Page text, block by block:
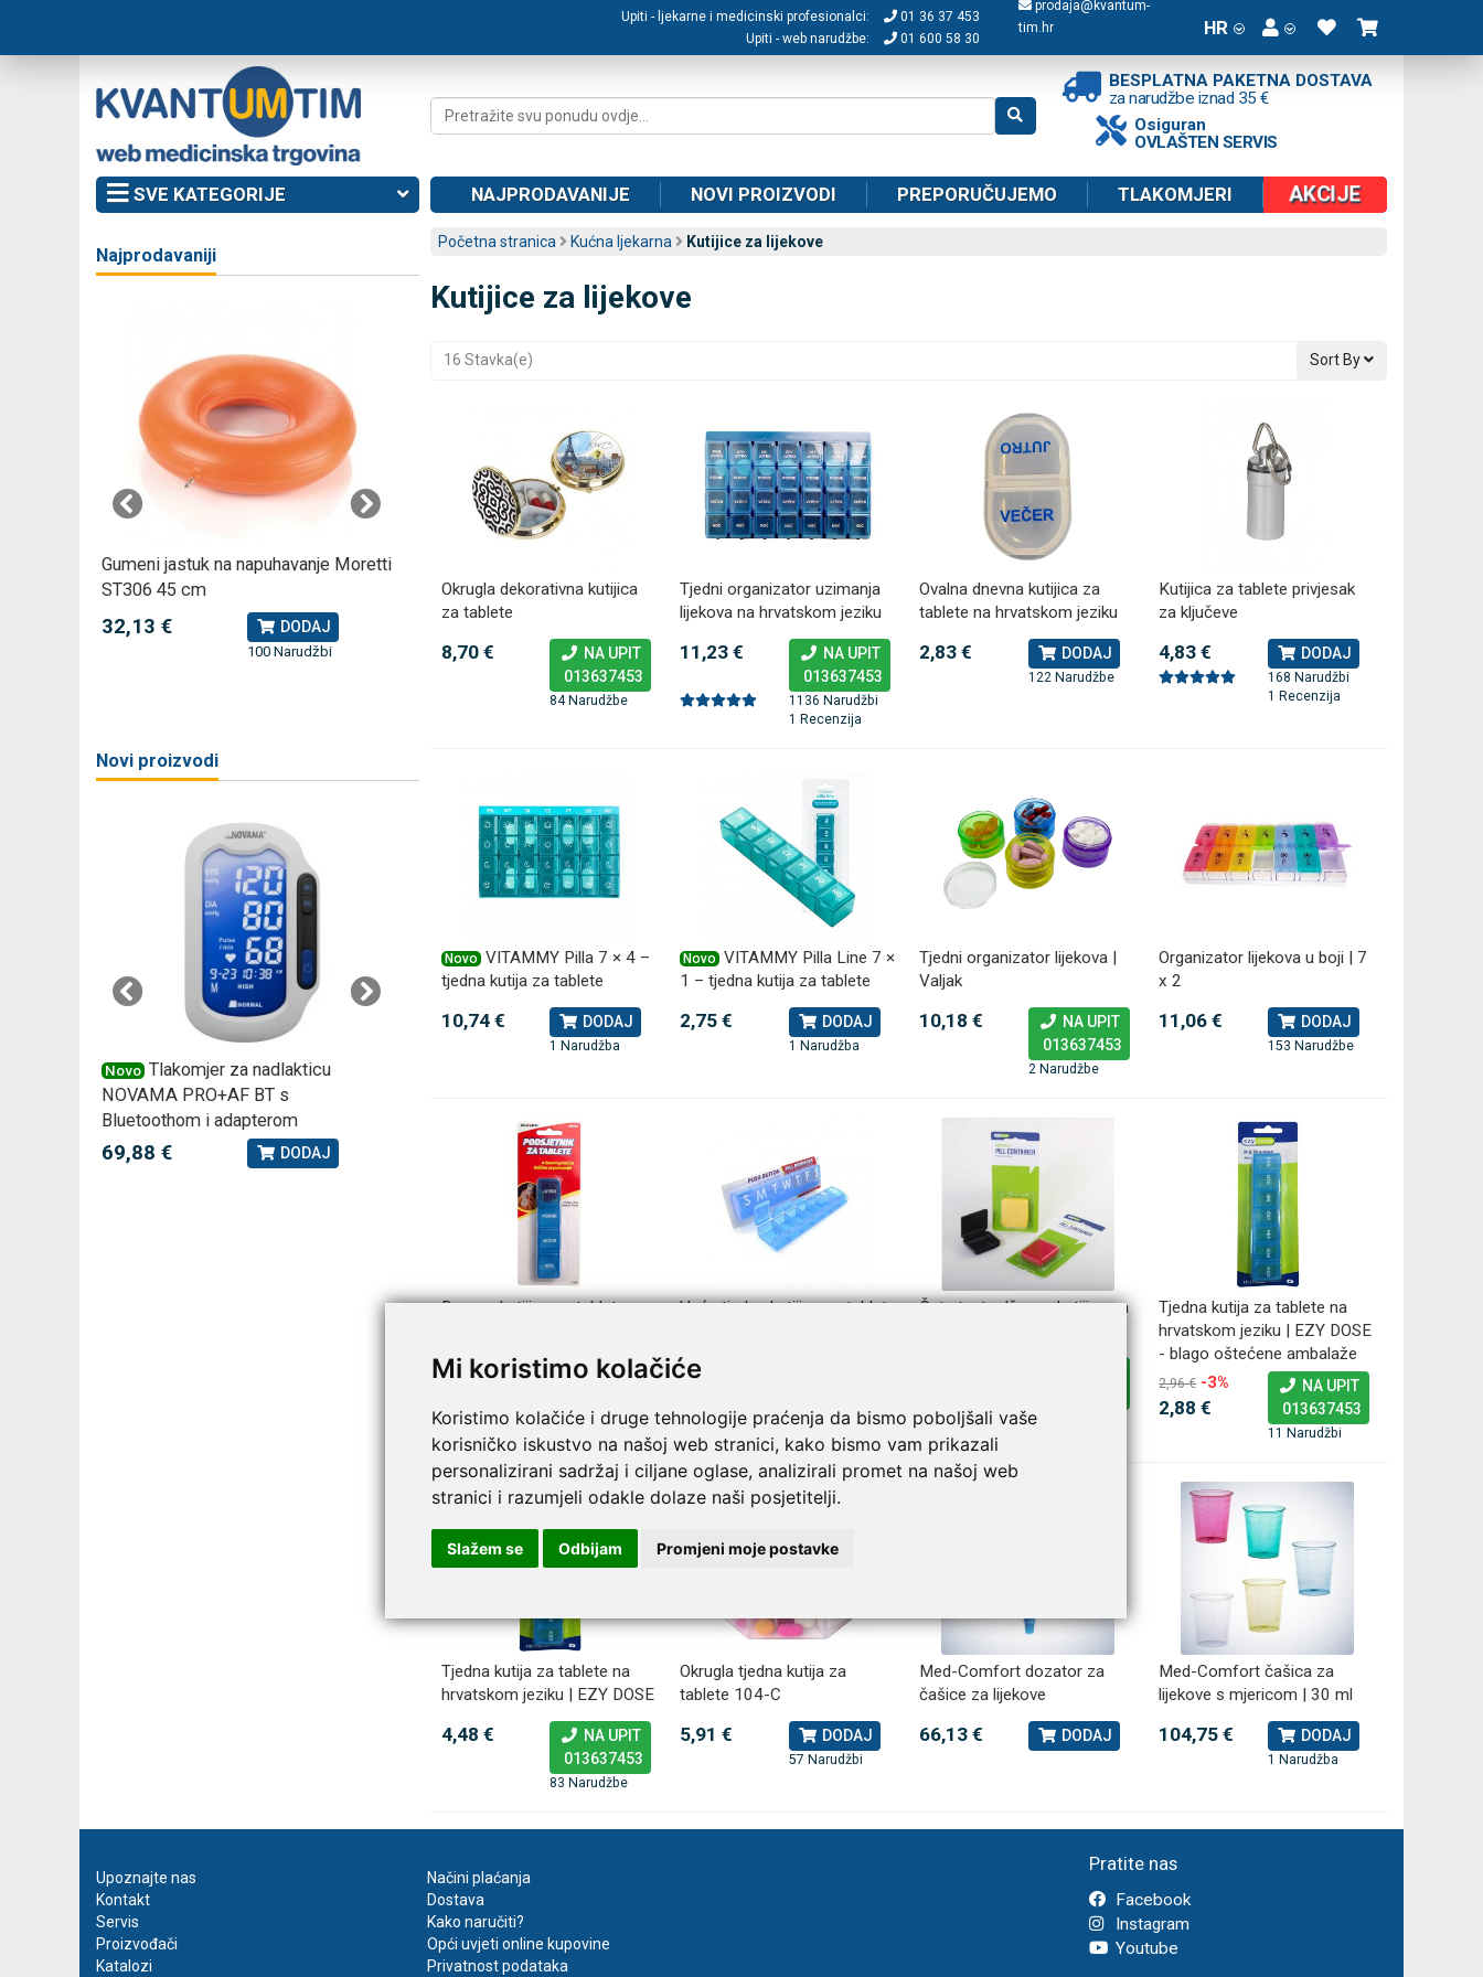
Mi koristimo kolačiće
Koristimo kolačiće i druge tehnologije praćenja da bismo poboljšali vaše
korisničko iskustvo na našoj web stranici, kako bismo vam prikazali
personalizirani sadržaj i ciljane oglase, analizirali promet na našoj web
stranici i razumjeli odakle dolaze naši posjetitelji.
Slažem se Odbijam Promjeni moje postavke
Upiti - ljekarne i medicinski profesionalci:
01 36 37 453
Upiti - web narudžbe:
01 600 58 30
prodaja@kvantum-
tim.hr
HR
BESPLATNA PAKETNA DOSTAVA
za narudžbe iznad 35 €
Osiguran
OVLAŠTEN SERVIS
SVE KATEGORIJE NAJPRODAVANIJE NOVI PROIZVODI PREPORUČUJEMO TLAKOMJERI AKCIJE
Početna stranica Kućna ljekarna Kutijice za lijekove
Kutijice za lijekove
16 Stavka(e) Sort By
Okrugla dekorativna kutijica
za tablete
8,70 €
NA UPIT
013637453
84 Narudžbe
Tjedni organizator uzimanja
lijekova na hrvatskom jeziku
11,23 €
NA UPIT
013637453
1136 Narudžbi
1 Recenzija
Ovalna dnevna kutijica za
tablete na hrvatskom jeziku
2,83 € DODAJ
122 Narudžbe
Kutijica za tablete privjesak
za ključeve
4,83 € DODAJ
168 Narudžbi
1 Recenzija
Novo VITAMMY Pilla 7 × 4 –
tjedna kutija za tablete
10,74 € DODAJ
1 Narudžba
Novo VITAMMY Pilla Line 7 ×
1 – tjedna kutija za tablete
2,75 € DODAJ
1 Narudžba
Tjedni organizator lijekova |
Valjak
10,18 €
NA UPIT
013637453
2 Narudžbe
Organizator lijekova u boji | 7
x 2
11,06 € DODAJ
153 Narudžbe
Dnevna kutijica za tablete na
3,81 € DODAJ
Veća tjedna kutijica za tablete
3,59 €
63 Narudžbe
Četvrtasta džepna kutijica za
21 Narudžba
Tjedna kutija za tablete na
hrvatskom jeziku | EZY DOSE
- blago oštećene ambalaže
2,96 € -3%
2,88 €
NA UPIT
013637453
11 Narudžbi
Tjedna kutija za tablete na
hrvatskom jeziku | EZY DOSE
4,48 €
NA UPIT
013637453
83 Narudžbe
Okrugla tjedna kutija za
tablete 104-C
5,91 € DODAJ
57 Narudžbi
Med-Comfort dozator za
čašice za lijekove
66,13 € DODAJ
Med-Comfort čašica za
lijekove s mjericom | 30 ml
104,75 € DODAJ
1 Narudžba
Najprodavaniji
Gumeni jastuk na napuhavanje Moretti
ST306 45 cm
32,13 € DODAJ
100 Narudžbi
kompresorski inhalator
79,49 €
494 Narudžbe
15 Recenzija
HF6002 s valjkastim zračnim
komorama i kompresorom |
Kvantum-tim
150,36 €
HF6001 s kompresorom | Kvantum-
tim
75,60 € DODAJ
770 Narudžbi
2 Recenzije
Novi proizvodi
Novo Tlakomjer za nadlakticu
NOVAMA PRO+AF BT s
Bluetoothom i adapterom
69,88 € DODAJ 1 Narudžba
Novo
DODAJ
Upoznajte nas
Kontakt
Servis
Proizvođači
Katalozi
Načini plaćanja
Dostava
Kako naručiti?
Opći uvjeti online kupovine
Privatnost podataka
Pratite nas
Facebook
Instagram
Youtube